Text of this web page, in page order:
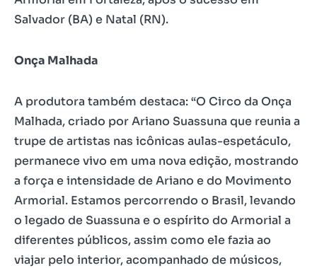
Salvador (BA) e Natal (RN).
Onça Malhada
A produtora também destaca: “O Circo da Onça
Malhada, criado por Ariano Suassuna que reunia a
trupe de artistas nas icônicas aulas-espetáculo,
permanece vivo em uma nova edição, mostrando
a força e intensidade de Ariano e do Movimento
Armorial. Estamos percorrendo o Brasil, levando
o legado de Suassuna e o espírito do Armorial a
diferentes públicos, assim como ele fazia ao
viajar pelo interior, acompanhado de músicos,